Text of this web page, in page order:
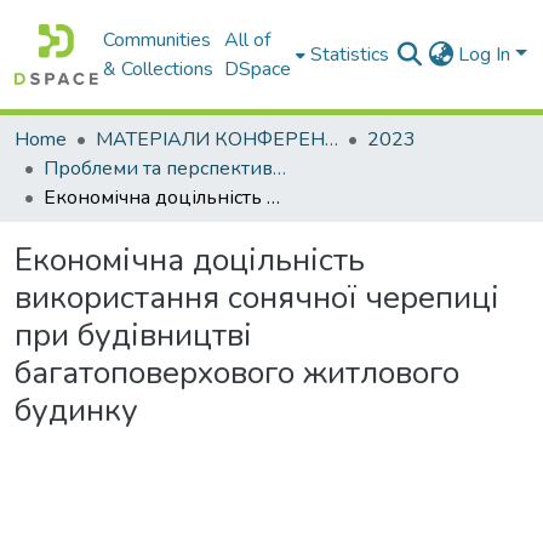
Communities
& Collections
All of
DSpace
Statistics Log In
Home МАТЕРІАЛИ КОНФЕРЕНЦІЙ
2023
Проблеми та перспективи розвитку підприємництва
Економічна доцільність використання сонячної черепиці при будівництві багатоповерхового житлового будинку
Економічна доцільність
використання сонячної черепиці
при будівництві
багатоповерхового житлового
будинку